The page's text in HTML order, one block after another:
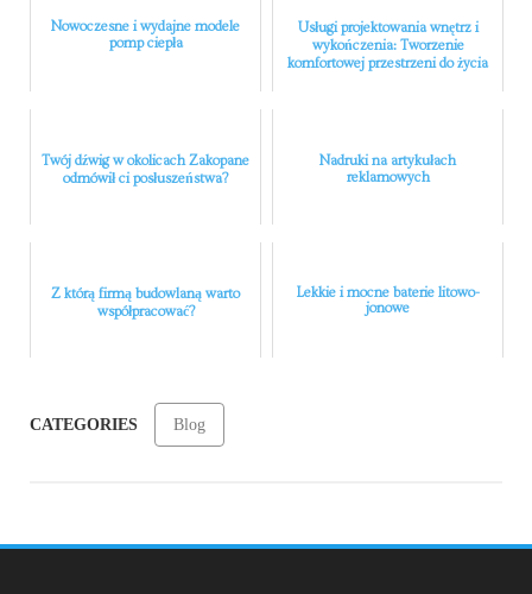
Nowoczesne i wydajne modele
pomp ciepła
Usługi projektowania wnętrz i
wykończenia: Tworzenie
komfortowej przestrzeni do życia
Twój dźwig w okolicach Zakopane
odmówił ci posłuszeństwa?
Nadruki na artykułach
reklamowych
Z którą firmą budowlaną warto
współpracować?
Lekkie i mocne baterie litowo-
jonowe
CATEGORIES Blog